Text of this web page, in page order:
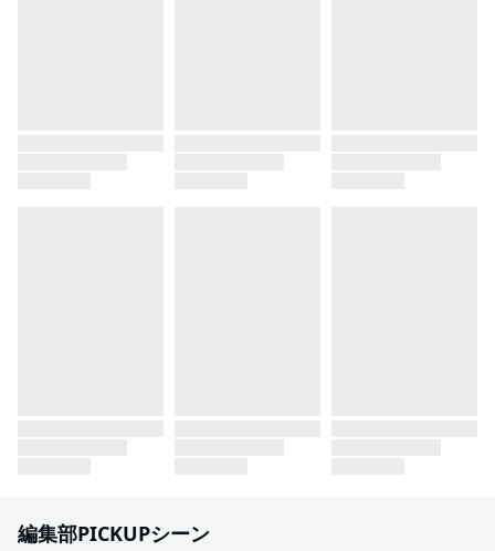
編集部PICKUPシーン